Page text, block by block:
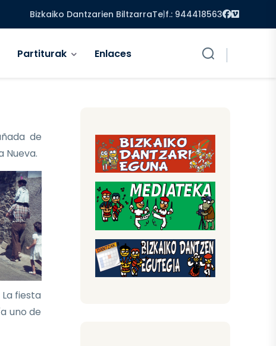
Bizkaiko Dantzarien BiltzarraTelf.: 944418563 Facebook
Vimeo
Partiturak Enlaces
de
Nueva.
fiesta
uno de